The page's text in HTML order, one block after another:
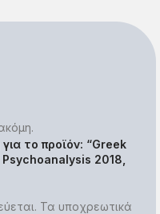
το προϊόν: “Greek
2018,
Τα υποχρεωτικά